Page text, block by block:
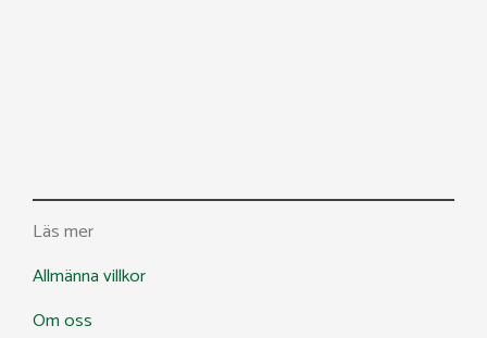
Läs mer
Allmänna villkor
Om oss